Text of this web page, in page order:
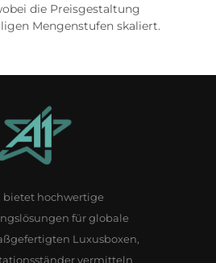
die Preisgestaltung
Mengenstufen skaliert.
bietet hochwertige
für globale
Luxusboxen,
vermitteln